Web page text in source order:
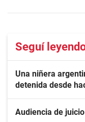
Seguí
Una niñera
detenida desde
Audiencia de